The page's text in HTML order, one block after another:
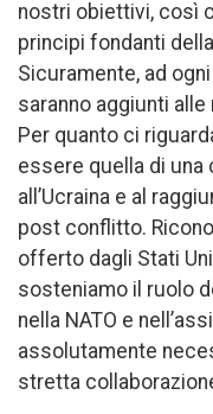
nostri obiettivi, così
principi fondanti
Sicuramente, ad
saranno aggiunti
Per quanto ci
essere quella di
all’Ucraina e al
post conflitto.
offerto dagli Stati
sosteniamo il ruolo
nella NATO e
assolutamente
stretta